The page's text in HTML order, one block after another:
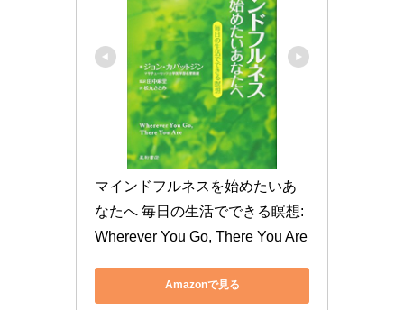
マインドフルネスを始めたいあ
なたへ 毎日の生活でできる瞑想:
Wherever You Go, There You Are
Amazonで見る